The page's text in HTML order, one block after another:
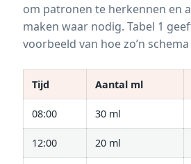
om patronen te herkennen en
maken waar nodig. Tabel 1
voorbeeld van hoe zo’n
Tijd Aantal ml
08:00 30 ml
12:00 20 ml